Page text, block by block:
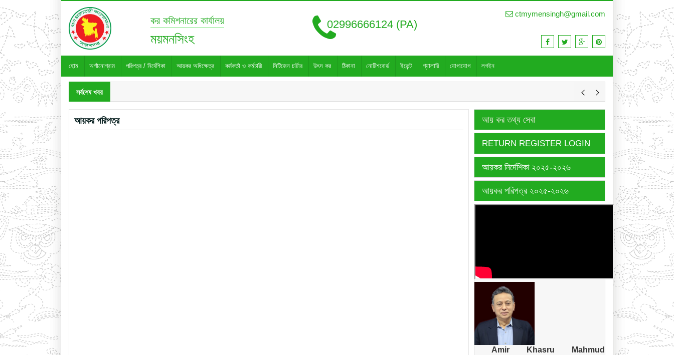
কর কমিশনারের কার্যালয়
ময়মনসিংহ
02996666124 (PA)
ctmymensingh@gmail.com
হোম অর্গানোগ্রাম পরিপত্র / নির্দেশিকা আয়কর অধিক্ষেত্র কর্মকর্তা ও কর্মচারী সিটিজেন চার্টার উৎস কর ঠিকানা নোটিশবোর্ড ইভেন্ট গ্যালারি যোগাযোগ লগইন
সর্বশেষ খবর
আয়কর পরিপত্র আয় কর তথ্য সেবা
RETURN REGISTER LOGIN
আয়কর নির্দেশিকা ২০২৫-২০২৬
আয়কর পরিপত্র ২০২৫-২০২৬
Amir Khasru Mahmud